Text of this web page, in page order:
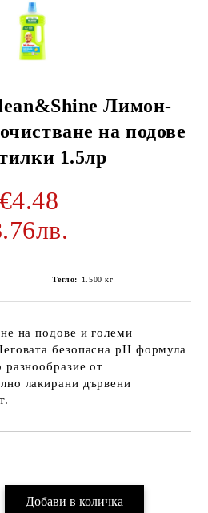
Лимон-
на подове
1.5лр
€4.48
Тегло: 1.500 кг
на подове и големи
безопасна pH формула
от
лакирани дървени